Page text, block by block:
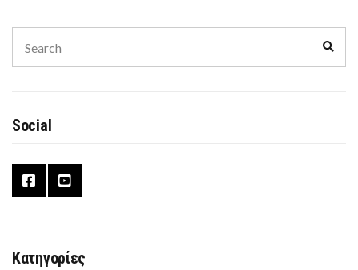
for:
Social
Κατηγορίες